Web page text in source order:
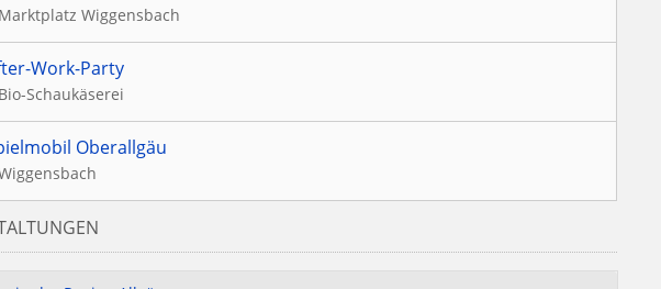
Marktplatz Wiggensbach
Work-Party
Bio-Schaukäserei
Oberallgäu